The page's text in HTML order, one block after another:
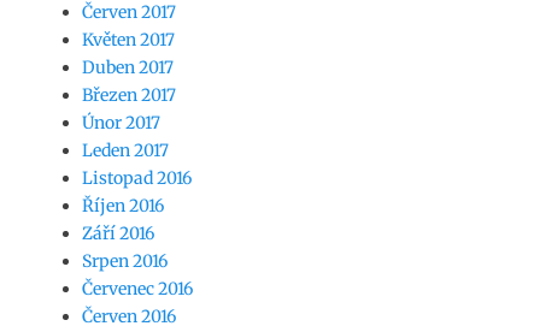
Červen 2017
Květen 2017
Duben 2017
Březen 2017
Únor 2017
Leden 2017
Listopad 2016
Říjen 2016
Září 2016
Srpen 2016
Červenec 2016
Červen 2016